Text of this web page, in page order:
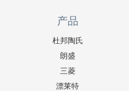
产品
杜邦陶氏
朗盛
三菱
漂莱特